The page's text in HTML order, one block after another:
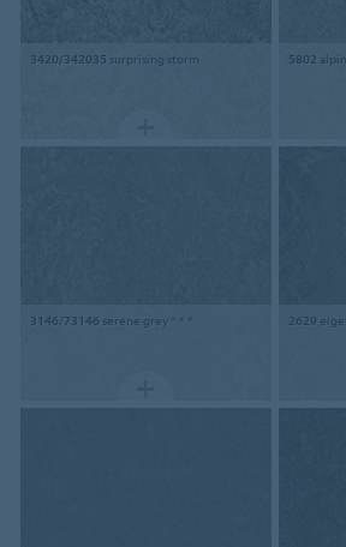
3420/342035 surprising storm 5802
3146/73146 serene grey * * * 2629